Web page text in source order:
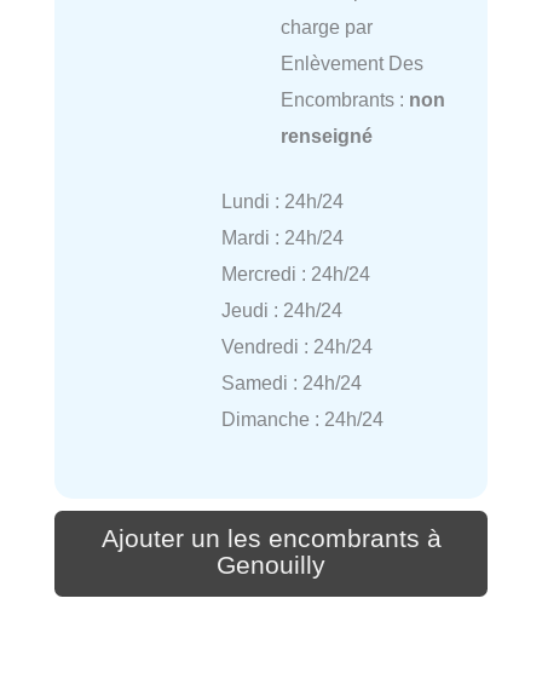
charge par
Enlèvement Des
Encombrants : non
renseigné
Lundi : 24h/24
Mardi : 24h/24
Mercredi : 24h/24
Jeudi : 24h/24
Vendredi : 24h/24
Samedi : 24h/24
Dimanche : 24h/24
Ajouter un les encombrants à
Genouilly